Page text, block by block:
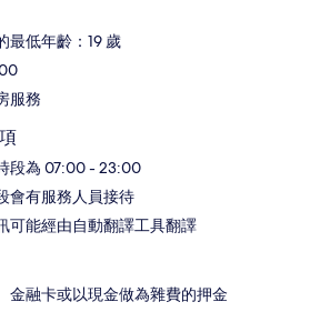
最低年齡：19 歲
服務
段為 07:00 - 23:00
會有服務人員接待
可能經由自動翻譯工具翻譯
金融卡或以現金做為雜費的押金